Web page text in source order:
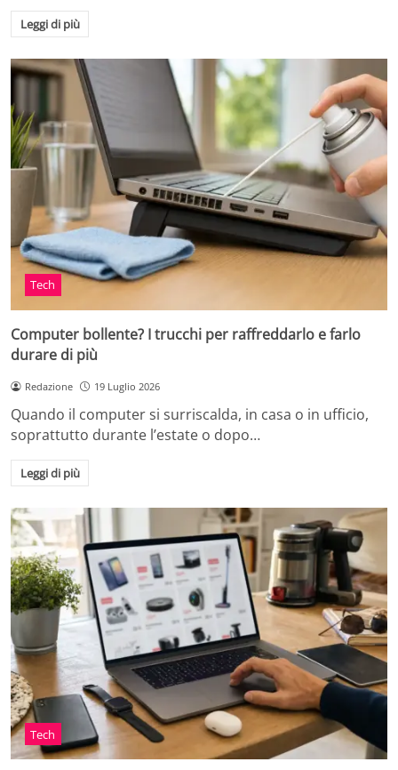
Leggi di più
Tech
Computer bollente? I trucchi per raffreddarlo e farlo
durare di più
Redazione 19 Luglio 2026
Quando il computer si surriscalda, in casa o in ufficio,
soprattutto durante l’estate o dopo…
Leggi di più
Tech